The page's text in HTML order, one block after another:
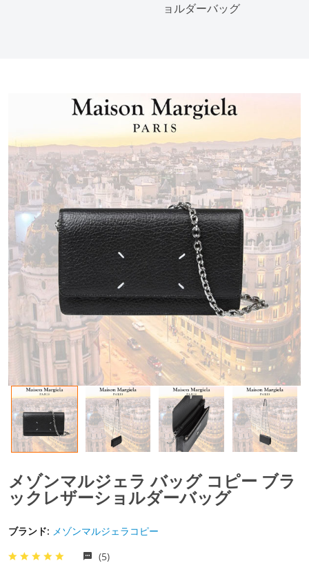
ョルダーバッグ
メゾンマルジェラ バッグ コピー ブラ
ックレザーショルダーバッグ
ブランド: メゾンマルジェラコピー
(5)